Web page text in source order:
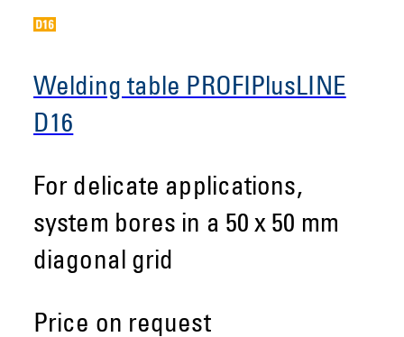
Welding table PROFIPlusLINE
D16
For delicate applications,
system bores in a 50 x 50 mm
diagonal grid
Price on request